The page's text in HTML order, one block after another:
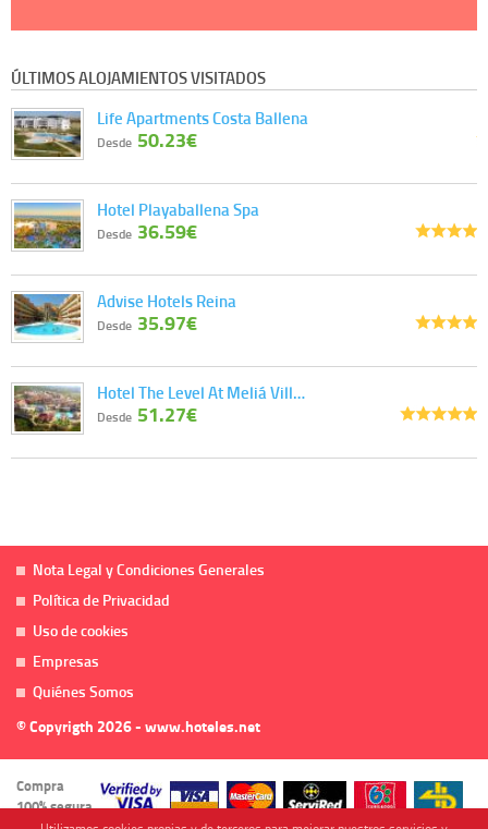
ÚLTIMOS ALOJAMIENTOS VISITADOS
Life Apartments Costa Ballena
Desde 50.23€
Hotel Playaballena Spa
Desde 36.59€
Advise Hotels Reina
Desde 35.97€
Hotel The Level At Meliá Vill…
Desde 51.27€
Nota Legal y Condiciones Generales
Política de Privacidad
Uso de cookies
Empresas
Quiénes Somos
© Copyrigth 2026 - www.hoteles.net
Compra
100% segura